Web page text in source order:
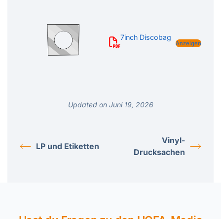
7inch Discobag
Anzeigen
Updated on Juni 19, 2026
LP und Etiketten
Vinyl-
Drucksachen